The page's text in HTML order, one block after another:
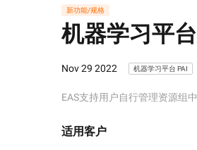
新功能/规格
机器学习平
Nov 29 2022 机器学习平台 PAI
EAS支持用户自行管理资源组
适用客户